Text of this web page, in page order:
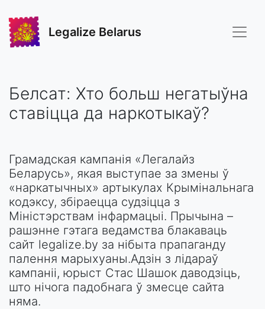
Legalize Belarus
Белсат: Хто больш негатыўна
ставіцца да наркотыкаў?
Грамадская кампанія «Легалайз
Беларусь», якая выступае за змены ў
«наркатычных» артыкулах Крымінальнага
кодэксу, збіраецца судзіцца з
Міністэрствам інфармацыі. Прычына –
рашэнне гэтага ведамства блакаваць
сайт legalize.by за нібыта прапаганду
палення марыхуаны.Адзін з лідараў
кампаніі, юрыст Стас Шашок даводзіць,
што нічога падобнага ў змесце сайта
няма.